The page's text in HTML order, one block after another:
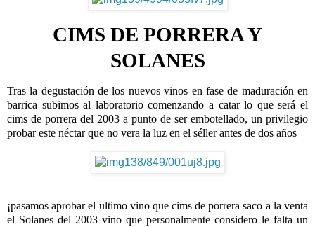
CIMS DE PORRERA Y
SOLANES
Tras la degustación de los nuevos vinos en fase de maduración en
barrica subimos al laboratorio comenzando a catar lo que será el
cims de porrera del 2003 a punto de ser embotellado, un privilegio
probar este néctar que no vera la luz en el séller antes de dos años
¡pasamos aprobar el ultimo vino que cims de porrera saco a la venta
el Solanes del 2003 vino que personalmente considero le falta un